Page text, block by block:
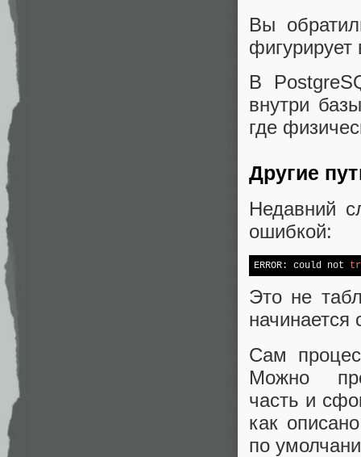
Вы
фигурирует
В
внутри
где
Другие
Недавний
ошибкой:
ERROR: could not
Это не
начинается
Сам
Можно
часть и
как
по